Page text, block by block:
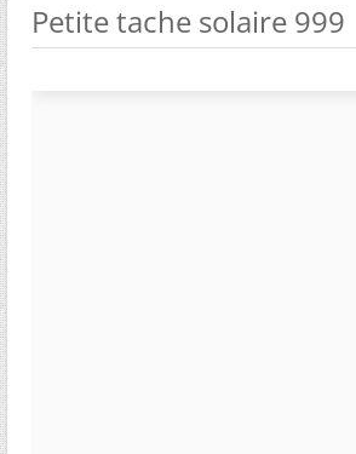
Petite tache solaire 999